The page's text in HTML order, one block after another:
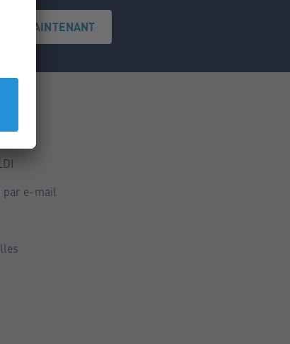
MAINTENANT
par e-mail